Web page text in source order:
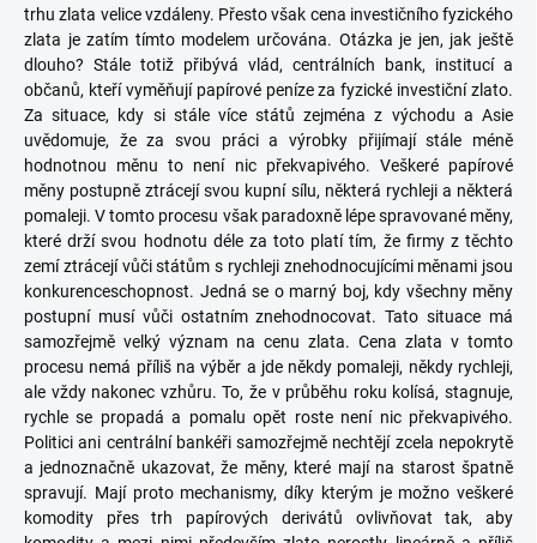
trhu zlata velice vzdáleny. Přesto však cena investičního fyzického
zlata je zatím tímto modelem určována. Otázka je jen, jak ještě
dlouho? Stále totiž přibývá vlád, centrálních bank, institucí a
občanů, kteří vyměňují papírové peníze za fyzické investiční zlato.
Za situace, kdy si stále více států zejména z východu a Asie
uvědomuje, že za svou práci a výrobky přijímají stále méně
hodnotnou měnu to není nic překvapivého. Veškeré papírové
měny postupně ztrácejí svou kupní sílu, některá rychleji a některá
pomaleji. V tomto procesu však paradoxně lépe spravované měny,
které drží svou hodnotu déle za toto platí tím, že firmy z těchto
zemí ztrácejí vůči státům s rychleji znehodnocujícími měnami jsou
konkurenceschopnost. Jedná se o marný boj, kdy všechny měny
postupní musí vůči ostatním znehodnocovat. Tato situace má
samozřejmě velký význam na cenu zlata. Cena zlata v tomto
procesu nemá příliš na výběr a jde někdy pomaleji, někdy rychleji,
ale vždy nakonec vzhůru. To, že v průběhu roku kolísá, stagnuje,
rychle se propadá a pomalu opět roste není nic překvapivého.
Politici ani centrální bankéři samozřejmě nechtějí zcela nepokrytě
a jednoznačně ukazovat, že měny, které mají na starost špatně
spravují. Mají proto mechanismy, díky kterým je možno veškeré
komodity přes trh papírových derivátů ovlivňovat tak, aby